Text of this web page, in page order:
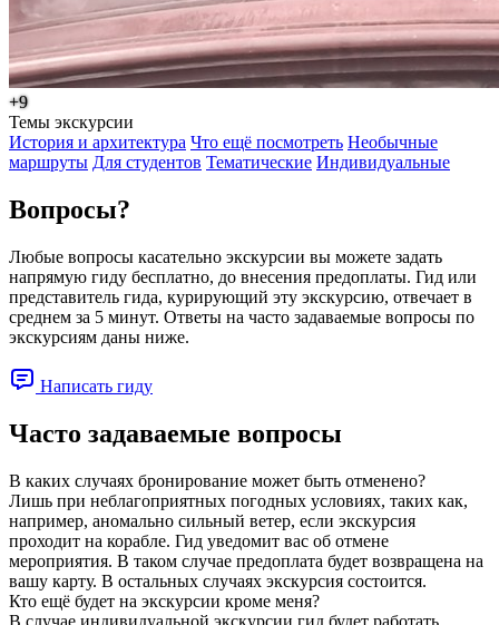
+9
Темы экскурсии
История и архитектура Что ещё посмотреть Необычные
маршруты Для студентов Тематические Индивидуальные
Вопросы?
Любые вопросы касательно экскурсии вы можете задать
напрямую гиду бесплатно, до внесения предоплаты. Гид или
представитель гида, курирующий эту экскурсию, отвечает в
среднем за 5 минут. Ответы на часто задаваемые вопросы по
экскурсиям даны ниже.
Написать гиду
Часто задаваемые вопросы
В каких случаях бронирование может быть отменено?
Лишь при неблагоприятных погодных условиях, таких как,
например, аномально сильный ветер, если экскурсия
проходит на корабле. Гид уведомит вас об отмене
мероприятия. В таком случае предоплата будет возвращена на
вашу карту. В остальных случаях экскурсия состоится.
Кто ещё будет на экскурсии кроме меня?
В случае индивидуальной экскурсии гид будет работать